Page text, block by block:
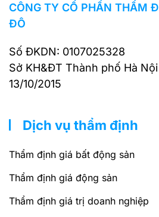
CÔNG TY CỔ PHẦN THẨM
ĐÔ
Số ĐKDN: 0107025328
Sở KH&ĐT Thành phố Hà
13/10/2015
Dịch vụ thẩm định
Thẩm định giá bất động sản
Thẩm định giá động sản
Thẩm định giá trị doanh nghiệp